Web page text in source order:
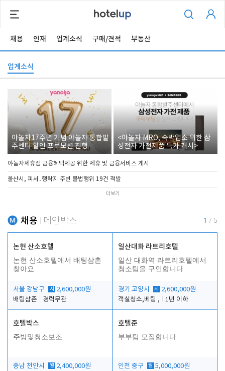
채용 인재 업계소식 구매/견적 부동산
업계소식
야놀자17주년 기념 야놀자 통합발
주센터 할인 프로모션 진행
<야놀자 MRO, 숙박업소 위한 삼
성전자 가전제품 특가 개시>
야놀자제휴점 금융혜택제공 위한 제휴 및 금융서비스 게시
울산시, 피서․행락지 주변 불법행위 19건 적발
더보기
채용 메인박스 1 / 5
논현 산소호텔
논현 산소호텔에서 배팅삼촌
찾아요
서울 강남구 시
2,600,000원
배팅삼촌
경력무관
일산대화 라트리호텔
일산 대화역 라트리호텔에서
청소팀을 구인합니다.
경기 고양시 시
2,600,000원
객실청소,베팅 ,
1년 이하
호텔박스
주방및청소보조
충남 천안시 월 2,400,000원
호텔준
부부팀 모집합니다.
인천 중구 월 5,000,000원